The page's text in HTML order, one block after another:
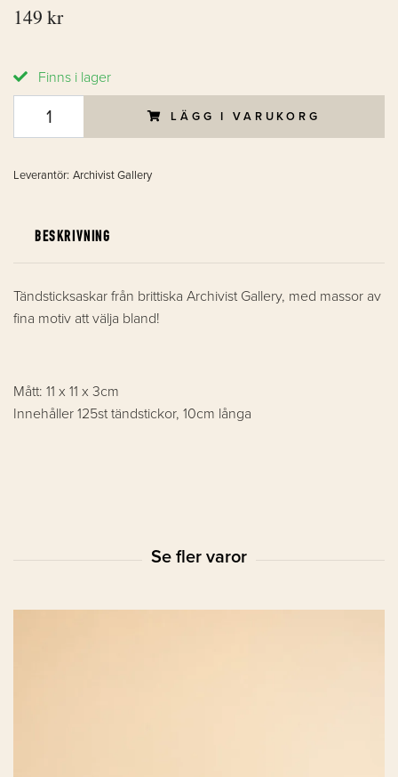
149 kr
Finns i lager
LÄGG I VARUKORG
Leverantör: Archivist Gallery
BESKRIVNING
Tändsticksaskar från brittiska Archivist Gallery, med massor av
fina motiv att välja bland!
Mått: 11 x 11 x 3cm
Innehåller 125st tändstickor, 10cm långa